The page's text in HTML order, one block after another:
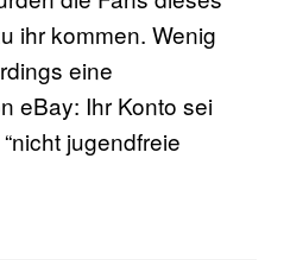
ihr kommen. Wenig
eine
eBay: Ihr Konto sei
jugendfreie